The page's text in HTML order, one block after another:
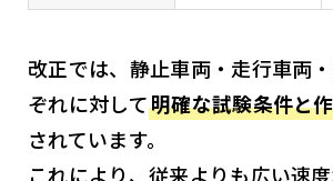
改正では、静止車両・走行車両
ぞれに対して明確な試験条件と
されています。
これにより、従来よりも広い速